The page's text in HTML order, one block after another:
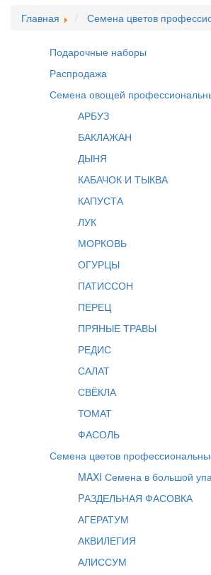
Главная
Семена цветов
Подарочные наборы
Распродажа
Семена овощей
АРБУЗ
БАКЛАЖАН
ДЫНЯ
КАБАЧОК И ТЫКВА
КАПУСТА
ЛУК
МОРКОВЬ
ОГУРЦЫ
ПАТИССОН
ПЕРЕЦ
ПРЯНЫЕ ТРАВЫ
РЕДИС
САЛАТ
СВЁКЛА
ТОМАТ
ФАСОЛЬ
Семена цветов
MAXI Семена в большой
PАЗДЕЛЬНАЯ ФАСОВКА
АГЕРАТУМ
АКВИЛЕГИЯ
АЛИССУМ